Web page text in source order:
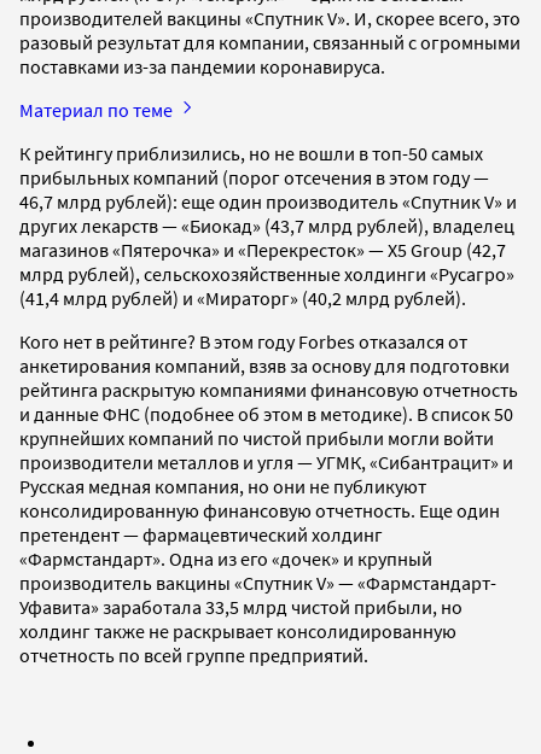
производителей вакцины «Спутник V». И, скорее всего, это
разовый результат для компании, связанный с огромными
поставками из-за пандемии коронавируса.
Материал по теме
К рейтингу приблизились, но не вошли в топ-50 самых
прибыльных компаний (порог отсечения в этом году —
46,7 млрд рублей): еще один производитель «Спутник V» и
других лекарств — «Биокад» (43,7 млрд рублей), владелец
магазинов «Пятерочка» и «Перекресток» — X5 Group (42,7
млрд рублей), сельскохозяйственные холдинги «Русагро»
(41,4 млрд рублей) и «Мираторг» (40,2 млрд рублей).
Кого нет в рейтинге? В этом году Forbes отказался от
анкетирования компаний, взяв за основу для подготовки
рейтинга раскрытую компаниями финансовую отчетность
и данные ФНС (подобнее об этом в методике). В список 50
крупнейших компаний по чистой прибыли могли войти
производители металлов и угля — УГМК, «Сибантрацит» и
Русская медная компания, но они не публикуют
консолидированную финансовую отчетность. Еще один
претендент — фармацевтический холдинг
«Фармстандарт». Одна из его «дочек» и крупный
производитель вакцины «Спутник V» — «Фармстандарт-
Уфавита» заработала 33,5 млрд чистой прибыли, но
холдинг также не раскрывает консолидированную
отчетность по всей группе предприятий.